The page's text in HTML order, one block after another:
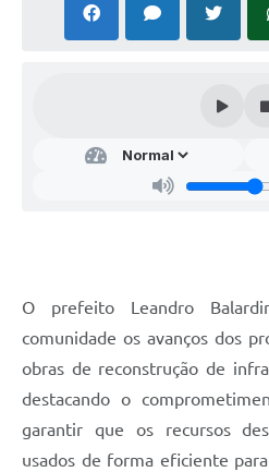
A Prefeitura
Galeria de Vídeos
Links
Serviços Online
Telefones Úteis
Agenda
O prefeito Leandro
comunidade os avanços dos
obras de reconstrução de
destacando o
garantir que os recursos
usados de forma eficiente